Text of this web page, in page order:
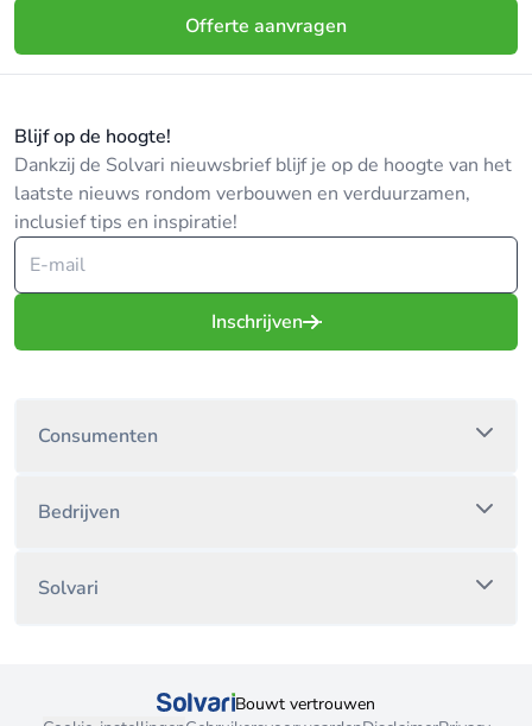
Offerte aanvragen
Blijf op de hoogte!
Dankzij de Solvari nieuwsbrief blijf je op de hoogte van het
laatste nieuws rondom verbouwen en verduurzamen,
inclusief tips en inspiratie!
Inschrijven
Consumenten
Bedrijven
Solvari
Bouwt vertrouwen